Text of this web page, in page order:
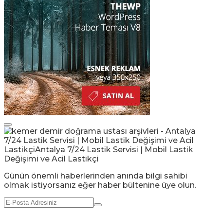
Günün önemli haberlerinden anında bilgi sahibi
olmak istiyorsanız eğer haber bültenine üye olun.